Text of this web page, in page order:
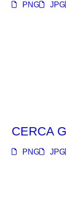
PNG JPG
CERCA
PNG JPG